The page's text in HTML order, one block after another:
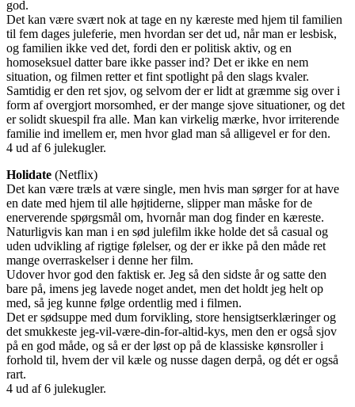
god.
Det kan være svært nok at tage en ny kæreste med hjem til familien
til fem dages juleferie, men hvordan ser det ud, når man er lesbisk,
og familien ikke ved det, fordi den er politisk aktiv, og en
homoseksuel datter bare ikke passer ind? Det er ikke en nem
situation, og filmen retter et fint spotlight på den slags kvaler.
Samtidig er den ret sjov, og selvom der er lidt at græmme sig over i
form af overgjort morsomhed, er der mange sjove situationer, og det
er solidt skuespil fra alle. Man kan virkelig mærke, hvor irriterende
familie ind imellem er, men hvor glad man så alligevel er for den.
4 ud af 6 julekugler.
Holidate (Netflix)
Det kan være træls at være single, men hvis man sørger for at have
en date med hjem til alle højtiderne, slipper man måske for de
enerverende spørgsmål om, hvornår man dog finder en kæreste.
Naturligvis kan man i en sød julefilm ikke holde det så casual og
uden udvikling af rigtige følelser, og der er ikke på den måde ret
mange overraskelser i denne her film.
Udover hvor god den faktisk er. Jeg så den sidste år og satte den
bare på, imens jeg lavede noget andet, men det holdt jeg helt op
med, så jeg kunne følge ordentlig med i filmen.
Det er sødsuppe med dum forvikling, store hensigtserklæringer og
det smukkeste jeg-vil-være-din-for-altid-kys, men den er også sjov
på en god måde, og så er der løst op på de klassiske kønsroller i
forhold til, hvem der vil kæle og nusse dagen derpå, og dét er også
rart.
4 ud af 6 julekugler.